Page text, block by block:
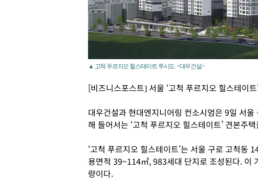
▲ 고척 푸르지오 힐스테이트 투시도. <대우건설>
[비즈니스포스트] 서울 ‘고척 푸르지오 힐스테이
대우건설과 현대엔지니어링 컨소시엄은 9일 서
해 들어서는 ‘고척 푸르지오 힐스테이트’ 견본주
‘고척 푸르지오 힐스테이트’는 서울 구로 고척동
용면적 39~114㎡, 983세대 단지로 조성된다. 이
량이다.